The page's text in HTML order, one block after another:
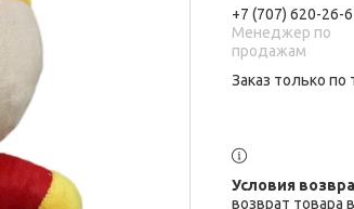
+7 (707) 620-26-
Менеджер по
продажам
Заказ только
возврат товара